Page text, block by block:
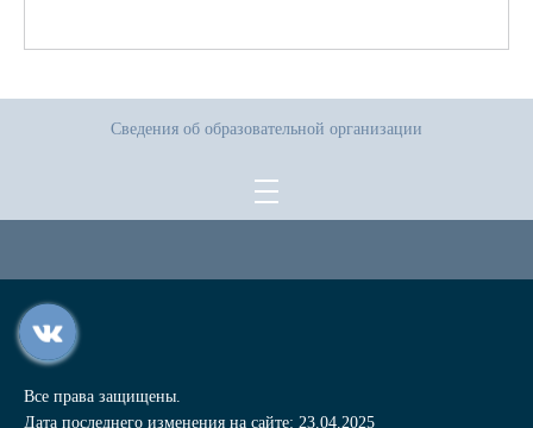
Сведения об образовательной организации
Все права защищены.
Дата последнего изменения на сайте: 23.04.2025